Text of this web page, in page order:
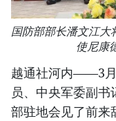
国防部部长潘文江大
使尼康
越通社河内——3月
员、中央军委副
部驻地会见了前来